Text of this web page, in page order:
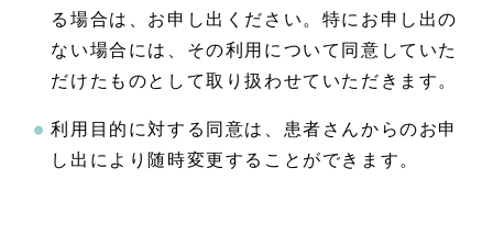
る場合は、お申し出ください。特にお申し出の
ない場合には、その利用について同意していた
だけたものとして取り扱わせていただきます。
利用目的に対する同意は、患者さんからのお申
し出により随時変更することができます。